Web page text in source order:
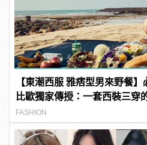
【東潮西服 雅痞型男來野餐
比歐獨家傳授：一套西裝三穿
FASHION